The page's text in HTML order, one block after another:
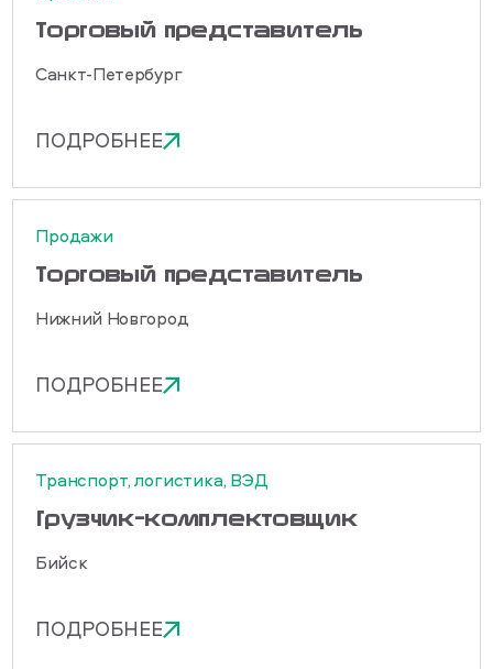
Торговый представитель
Санкт-Петербург
ПОДРОБНЕЕ
Продажи
Торговый представитель
Нижний Новгород
ПОДРОБНЕЕ
Транспорт, логистика, ВЭД
Грузчик-комплектовщик
Бийск
ПОДРОБНЕЕ